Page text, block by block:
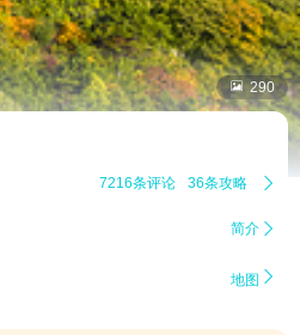
 290
7216条评论 36条攻略 
简介 
地图 